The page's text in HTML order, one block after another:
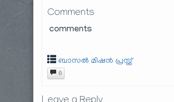
Comments
comments
ബാസൽ മിഷൻ പ്രസ്സ്
0